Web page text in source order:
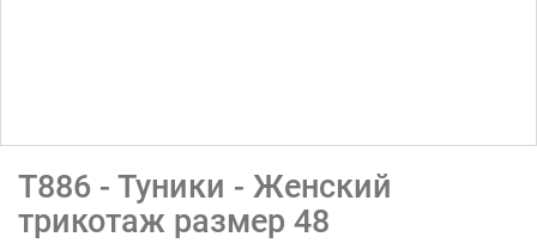
Т886 - Туники - Женский
трикотаж размер 48